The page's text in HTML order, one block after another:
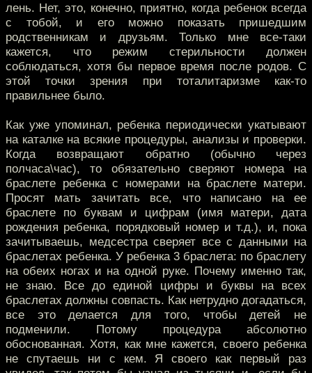
лень. Нет, это, конечно, приятно, когда ребенок всегда
с тобой, и его можно показать пришедшим
родственникам и друзьям. Только мне все-таки
кажется, что режим стерильности должен
соблюдаться, хотя бы первое время после родов. С
этой точки зрения при тоталитаризме как-то
правильнее было.
Как уже упоминал, ребенка периодически укатывают
на каталке на всякие процедуры, анализы и проверки.
Когда возвращают обратно (обычно через
полчаса\час), то обязательно сверяют номера на
браслете ребенка с номерами на браслете матери.
Просят мать зачитать все, что написано на ее
браслете по буквам и цифрам (имя матери, дата
рождения ребенка, порядковый номер и т.д.), и, пока
зачитываешь, медсестра сверяет все с данными на
браслетах ребенка. У ребенка 3 браслета: по браслету
на обеих ногах и на одной руке. Почему именно так,
не знаю. Все до единой цифры и буквы на всех
браслетах должны совпасть. Как нетрудно догадаться,
все это делается для того, чтобы детей не
подменили. Потому процедура абсолютно
обоснованная. Хотя, как мне кажется, своего ребенка
не спутаешь ни с кем. Я своего как первый раз